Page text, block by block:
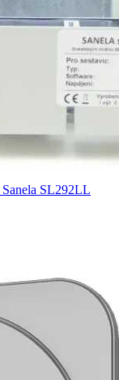
Sanela SL292LL